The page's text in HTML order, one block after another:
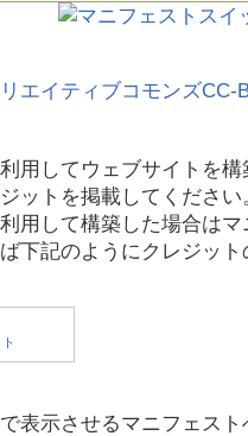
エイティブコモンズCC-
用してウェブサイトを構
ットを掲載してください
用して構築した場合は
下記のようにクレジット
表示させるマニフェスト